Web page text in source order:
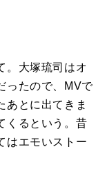
。大塚琉司はオ
たので、
MVで
あとに出てきま
くるという。昔
はエモいストー